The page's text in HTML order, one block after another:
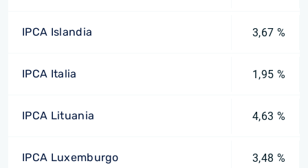
IPCA Islandia 3,67 %
IPCA Italia 1,95 %
IPCA Lituania 4,63 %
IPCA Luxemburgo 3,48 %